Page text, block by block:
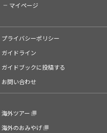
マイページ
プライバシーポリシー
ガイドライン
ガイドブックに投稿する
お問い合わせ
海外ツアー
海外のおみやげ